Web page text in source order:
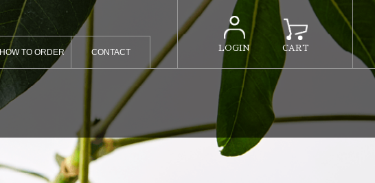
HOW TO ORDER CONTACT LOGIN CART